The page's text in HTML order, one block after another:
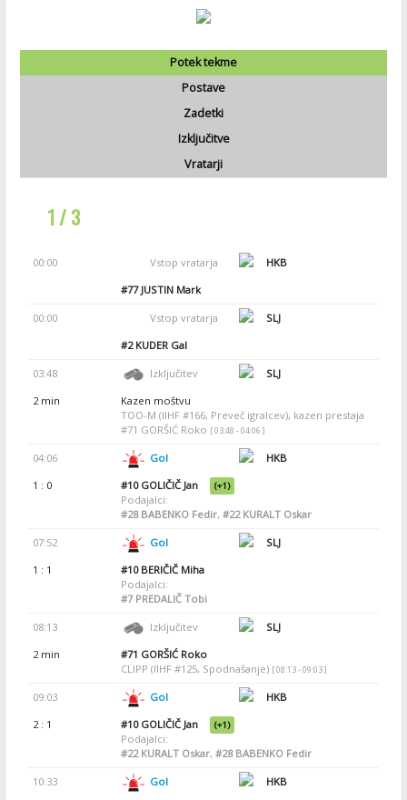
Potek tekme
Postave
Zadetki
Izključitve
Vratarji
1 / 3
00:00 Vstop vratarja
HKB
#77JUSTIN Mark
00:00 Vstop vratarja
SLJ
#2KUDER Gal
03:48 Izključitev
SLJ
2 min
Kazen moštvu
TOO-M (IIHF #166, Preveč igralcev), kazen prestaja
#71 GORŠIĆ Roko [ 03:48 - 04:06 ]
04:06 Gol
HKB
1 : 0
#10GOLIČIČ Jan (+1)
Podajalci:
#28BABENKO Fedir, #22KURALT Oskar
07:52 Gol
SLJ
1 : 1
#10BERIČIČ Miha
Podajalci:
#7PREDALIČ Tobi
08:13 Izključitev
SLJ
2 min
#71 GORŠIĆ Roko
CLIPP (IIHF #125, Spodnašanje) [ 08:13 - 09:03 ]
09:03 Gol
HKB
2 : 1
#10GOLIČIČ Jan (+1)
Podajalci:
#22KURALT Oskar, #28BABENKO Fedir
10:33 Gol
HKB